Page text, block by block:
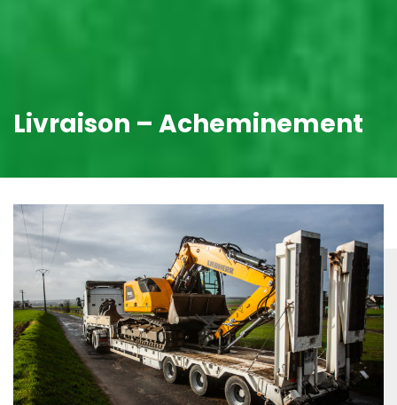
Livraison – Acheminement